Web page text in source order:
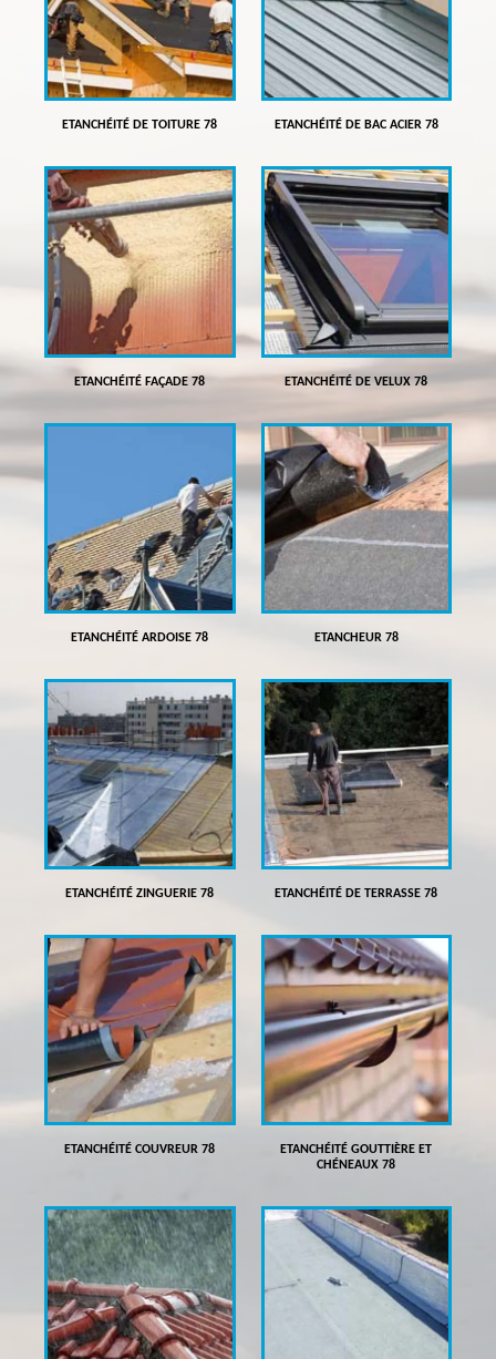
ETANCHÉITÉ DE TOITURE 78 ETANCHÉITÉ DE BAC ACIER 78
ETANCHÉITÉ FAÇADE 78 ETANCHÉITÉ DE VELUX 78
ETANCHÉITÉ ARDOISE 78 ETANCHEUR 78
ETANCHÉITÉ ZINGUERIE 78 ETANCHÉITÉ DE TERRASSE 78
ETANCHÉITÉ COUVREUR 78
ETANCHÉITÉ GOUTTIÈRE ET
CHÉNEAUX 78